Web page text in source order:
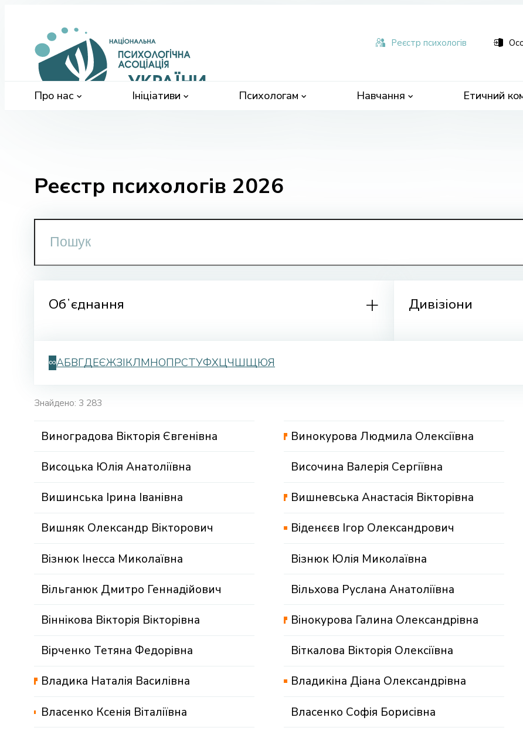
Про нас
Ініціативи Психологам Навчання Етичний
Реєстр психологів
Реєстр психологів 2026
Обʼєднання Дивізіони
∞АБВГДЕЄЖЗІКЛМНОПРСТУФХЦЧШЩЮЯ
Знайдено: 3 283
Виноградова Вікторія Євгенівна Винокурова Людмила Олексіївна
Висоцька Юлія Анатоліївна Височина Валерія Сергіївна
Вишинська Ірина Іванівна Вишневська Анастасія Вікторівна
Вишняк Олександр Вікторович Віденєєв Ігор Олександрович
Візнюк Інесса Миколаївна Візнюк Юлія Миколаївна
Вільганюк Дмитро Геннадійович Вільхова Руслана Анатоліївна
Віннікова Вікторія Вікторівна Вінокурова Галина Олександрівна
Вірченко Тетяна Федорівна Віткалова Вікторія Олексіївна
Владика Наталія Василівна Владикіна Діана Олександрівна
Власенко Ксенія Віталіївна Власенко Софія Борисівна